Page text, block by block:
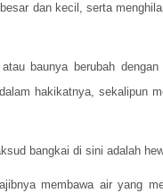
dan kecil, serta
baunya berubah
hakikatnya, sekalipun
bangkai di sini adalah
membawa air yang